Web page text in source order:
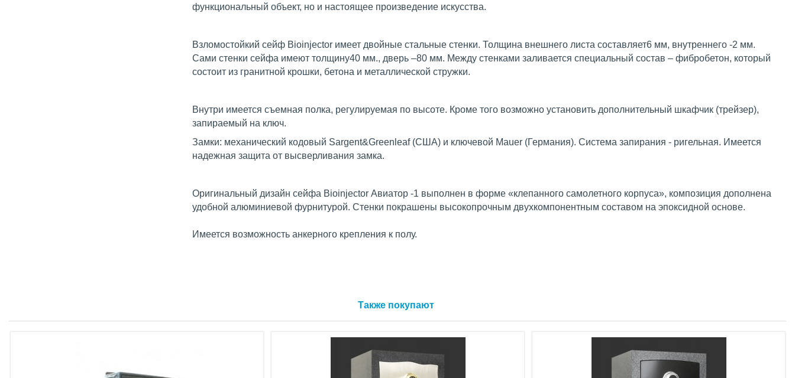
функциональный объект, но и настоящее произведение искусства.
Взломостойкий сейф Bioinjector имеет двойные стальные стенки. Толщина внешнего листа составляет6 мм, внутреннего -2 мм.
Сами стенки сейфа имеют толщину40 мм., дверь –80 мм. Между стенками заливается специальный состав – фибробетон, который
состоит из гранитной крошки, бетона и металлической стружки.
Внутри имеется съемная полка, регулируемая по высоте. Кроме того возможно установить дополнительный шкафчик (трейзер),
запираемый на ключ.
Замки: механический кодовый Sargent&Greenleaf (США) и ключевой Mauer (Германия). Система запирания - ригельная. Имеется
надежная защита от высверливания замка.
Оригинальный дизайн сейфа Bioinjector Авиатор -1 выполнен в форме «клепанного самолетного корпуса», композиция дополнена
удобной алюминиевой фурнитурой. Стенки покрашены высокопрочным двухкомпонентным составом на эпоксидной основе.
Имеется возможность анкерного крепления к полу.
Также покупают